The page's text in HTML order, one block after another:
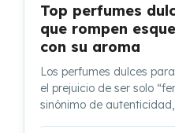
Top perfumes
que rompen
con su aroma
Los perfumes dulces
el prejuicio de ser solo
sinónimo de